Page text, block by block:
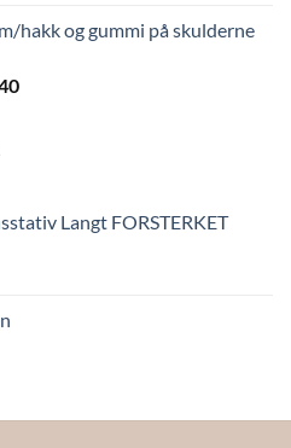
hakk og gummi på skulderne
Prisområde:
Langt FORSTERKET